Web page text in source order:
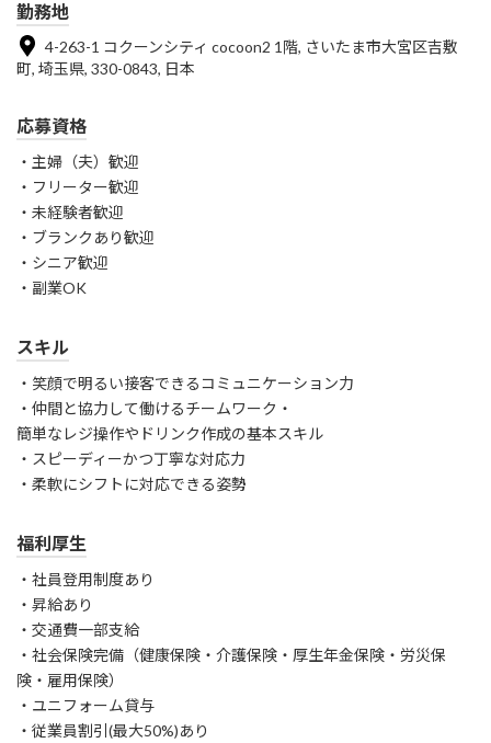
勤務地
4-263-1 コクーンシティ cocoon2 1階, さいたま市大宮区吉敷
町, 埼玉県, 330-0843, 日本
応募資格
・主婦（夫）歓迎
・フリーター歓迎
・未経験者歓迎
・ブランクあり歓迎
・シニア歓迎
・副業OK
スキル
・笑顔で明るい接客できるコミュニケーション力
・仲間と協力して働けるチームワーク・
簡単なレジ操作やドリンク作成の基本スキル
・スピーディーかつ丁寧な対応力
・柔軟にシフトに対応できる姿勢
福利厚生
・社員登用制度あり
・昇給あり
・交通費一部支給
・社会保険完備（健康保険・介護保険・厚生年金保険・労災保
険・雇用保険）
・ユニフォーム貸与
・従業員割引(最大50%)あり